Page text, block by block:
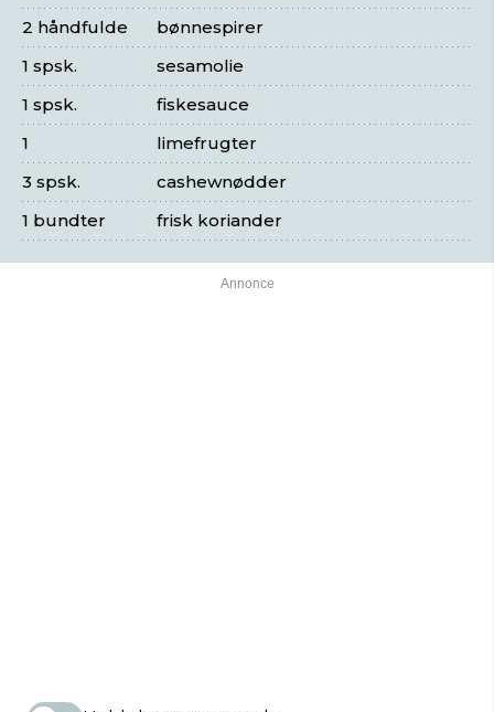
bønnespirer
2 håndfulde
sesamolie
1 spsk.
fiskesauce
1 spsk.
limefrugter
1
cashewnødder
3 spsk.
frisk koriander
1 bundter